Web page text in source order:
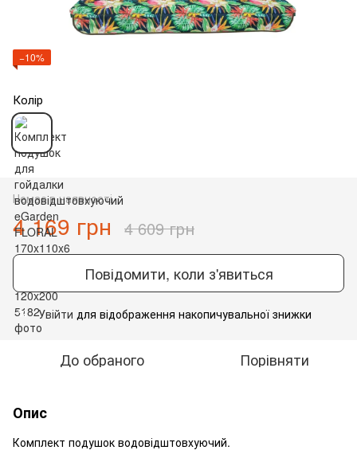
−10%
Колір
Немає в наявності
4 169 грн 4 609 грн
Повідомити, коли з'явиться
% Увійти для відображення накопичувальної знижки
До обраного Порівняти
Опис
Комплект подушок водовідштовхуючий.